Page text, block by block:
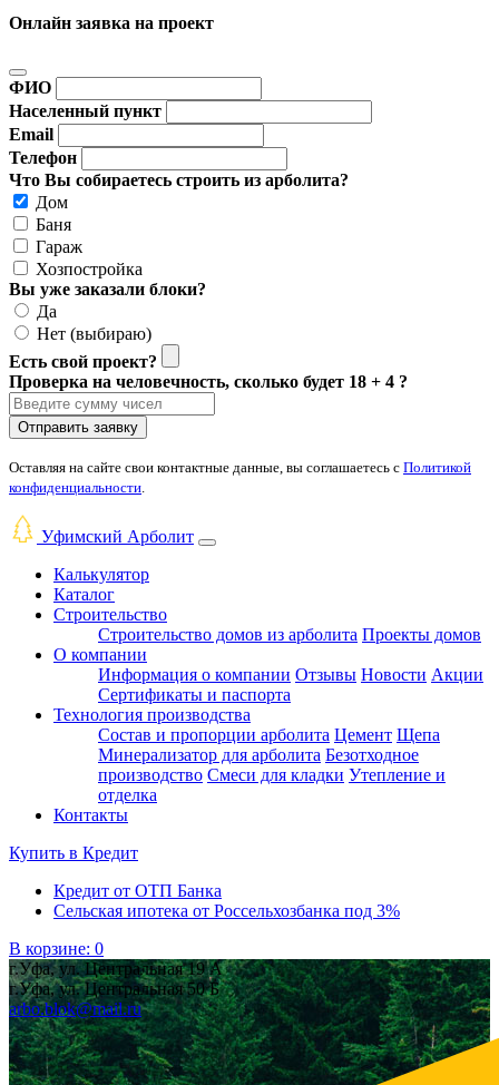
Онлайн заявка на проект
ФИО
Населенный пункт
Email
Телефон
Что Вы собираетесь строить из арболита?
Дом
Баня
Гараж
Хозпостройка
Вы уже заказали блоки?
Да
Нет (выбираю)
Есть свой проект?
Проверка на человечность, сколько будет 18 + 4 ?
Отправить заявку
Оставляя на сайте свои контактные данные, вы соглашаетесь с Политикой
конфиденциальности
Уфимский Арболит
Калькулятор
Каталог
Строительство
Строительство домов из арболита Проекты домов
О компании
Информация о компании Отзывы Новости Акции
Сертификаты и паспорта
Технология производства
Состав и пропорции арболита Цемент Щепа
Минерализатор для арболита Безотходное
производство Смеси для кладки Утепление и
отделка
Контакты
Купить в Кредит
Кредит от ОТП Банка
Сельская ипотека от Россельхозбанка под 3%
В корзине: 0
г.Уфа, ул. Центральная 19 А
г.Уфа, ул. Центральная 50 Б
arbo.blok@mail.ru